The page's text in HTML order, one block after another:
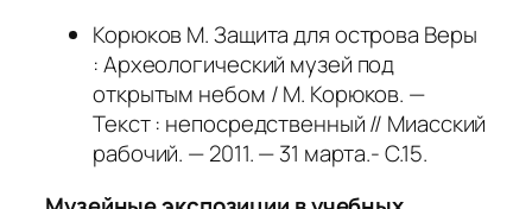
Корюков М. Защита для острова Веры
: Археологический музей под
открытым небом / М. Корюков. —
Текст : непосредственный // Миасский
рабочий. — 2011. — 31 марта.- С.15.